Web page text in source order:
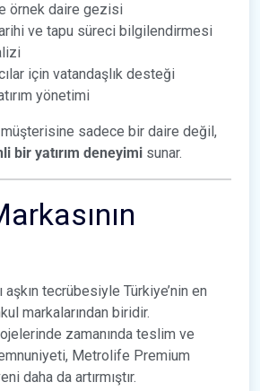
örnek daire gezisi
ve tapu süreci bilgilendirmesi
için vatandaşlık desteği
yönetimi
müşterisine sadece bir daire değil,
bir yatırım deneyimi sunar.
aşkın tecrübesiyle Türkiye’nin en
markalarından biridir.
zamanında teslim ve
Metrolife Premium
daha da artırmıştır.